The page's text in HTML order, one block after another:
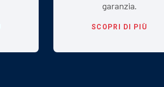
garanzia.
SCOPRI DI PIÙ